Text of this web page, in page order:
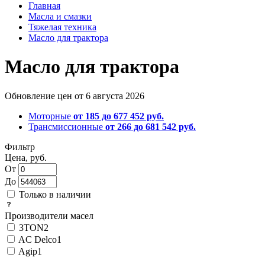
Главная
Масла и смазки
Тяжелая техника
Масло для трактора
Масло для трактора
Обновление цен от 6 августа 2026
Моторные от 185 до 677 452 руб.
Трансмиссионные от 266 до 681 542 руб.
Фильтр
Цена, руб.
От
До
Только в наличии
Производители масел
3TON2
AC Delco1
Agip1